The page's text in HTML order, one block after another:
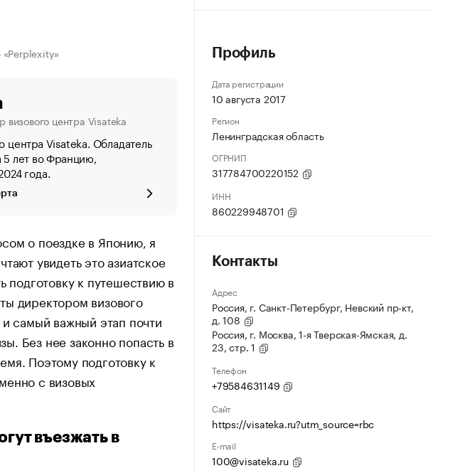
визового центра Visateka
центра Visateka. Обладатель
лет во Францию,
года.
о поездке в Японию, я
увидеть это азиатское
подготовку к путешествию в
директором визового
самый важный этап почти
Без нее законно попасть в
Поэтому подготовку к
с визовых
въезжать в
Профиль
Дата регистрации
10 августа 2017
Регион
Ленинградская область
ОГРНИП
317784700220152
ИНН
860229948701
Контакты
Адрес
Россия, г. Санкт-Петербург, Невский пр-кт,
д. 108
Россия, г. Москва, 1-я Тверская-Ямская, д.
23, стр. 1
Телефон
+79584631149
Сайт
https://visateka.ru?utm_source=rbc
E-mail
100@visateka.ru